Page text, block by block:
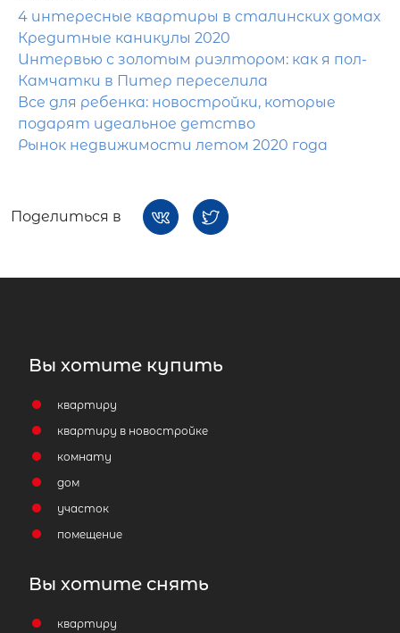
4 интересные квартиры в сталинских домах
Кредитные каникулы 2020
Интервью с золотым риэлтором: как я пол-
Камчатки в Питер переселила
Все для ребенка: новостройки, которые
подарят идеальное детство
Рынок недвижимости летом 2020 года
Поделиться в
Вы хотите купить
квартиру
квартиру в новостройке
комнату
дом
участок
помещение
Вы хотите снять
квартиру